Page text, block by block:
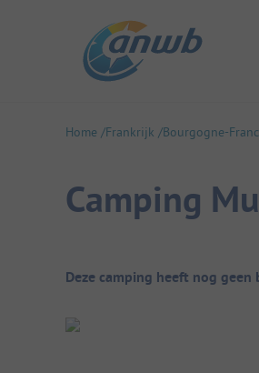
Home Frankrijk Bourgogne-
Camping
Camping
Deze camping heeft nog